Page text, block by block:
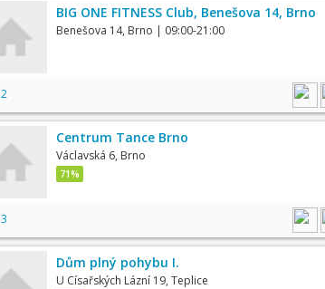
BIG ONE FITNESS Club, Benešova 14, Brno
Benešova 14, Brno | 09:00-21:00
2
Centrum Tance Brno
Václavská 6, Brno
71%
3
Dům plný pohybu I.
U Císařských Lázní 19, Teplice